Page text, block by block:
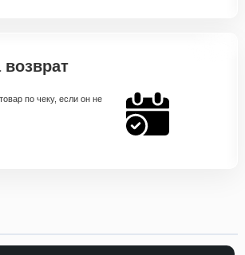
возврат
по чеку, если он не